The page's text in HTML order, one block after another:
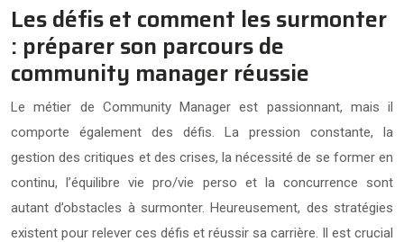
Les défis et comment les surmonter
: préparer son parcours de
community manager réussie
Le métier de Community Manager est passionnant, mais il
comporte également des défis. La pression constante, la
gestion des critiques et des crises, la nécessité de se former en
continu, l’équilibre vie pro/vie perso et la concurrence sont
autant d’obstacles à surmonter. Heureusement, des stratégies
existent pour relever ces défis et réussir sa carrière. Il est crucial